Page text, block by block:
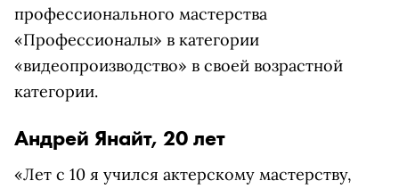
профессионального мастерства
«Профессионалы» в категории
«видеопроизводство» в своей возрастной
категории.
Андрей Янайт, 20 лет
«Лет с 10 я учился актерскому мастерству,